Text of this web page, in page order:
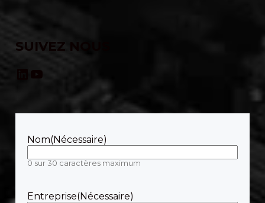
SUIVEZ NOUS
YouTube
Nom(Nécessaire)
0 sur 30 caractères maximum
Entreprise(Nécessaire)